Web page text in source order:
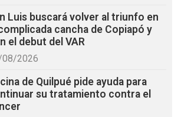
Luis buscará volver al triunfo en
cancha de Copiapó y
el debut del VAR
2026
de Quilpué pide ayuda para
su tratamiento contra el